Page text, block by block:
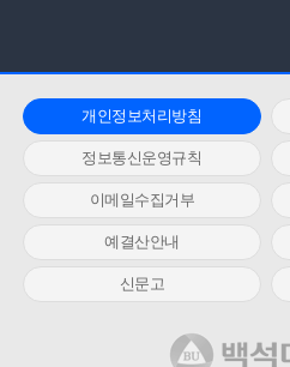
개인정보처리방침
정보통신운영규칙
이메일수집거부
예결산안내
신문고